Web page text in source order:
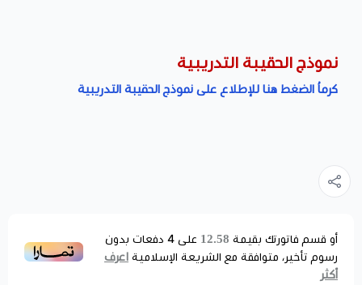
نموذج الحقيبة التدريبية
كرماُ الضغط هنا للإطلاع على نموذج الحقيبة التدريبية
أو قسم فاتورتك بقيمة 12.58 على 4 دفعات بدون
رسوم تأخير، متوافقة مع الشريعة الإسلامية اعرف
أكثر